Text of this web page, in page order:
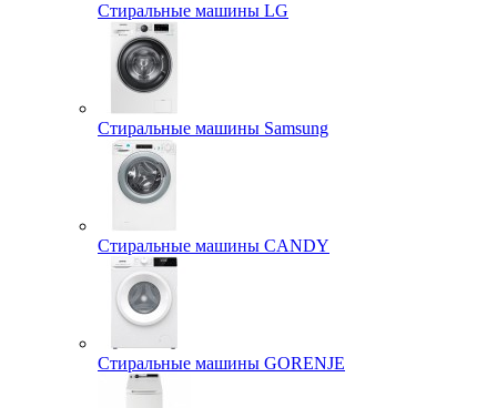
Стиральные машины LG
Стиральные машины Samsung
Стиральные машины CANDY
Стиральные машины GORENJE